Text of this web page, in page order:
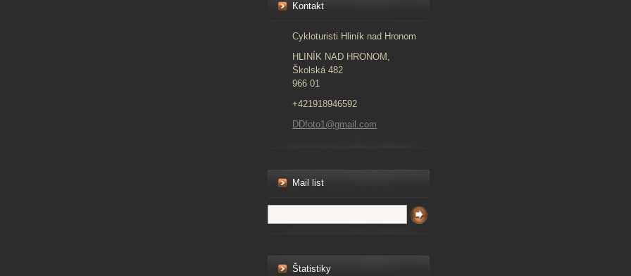
Kontakt
Cykloturisti Hliník nad Hronom
HLINÍK NAD HRONOM,
Školská 482
966 01
+421918946592
DDfoto1@gmail.com
Mail list
Štatistiky